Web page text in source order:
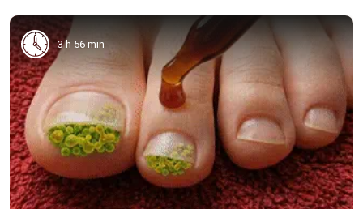
3 h 56 min